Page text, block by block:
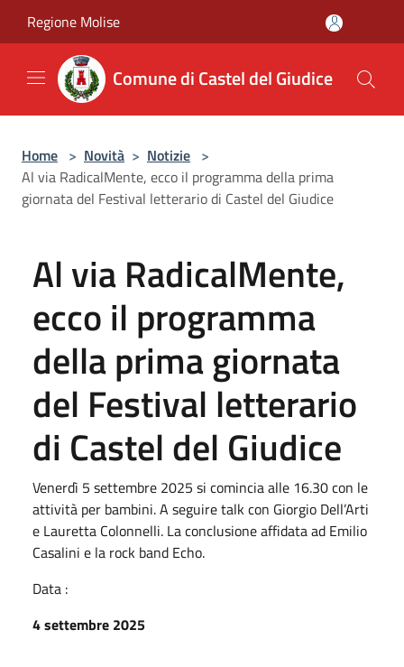
Regione Molise
Comune di Castel del Giudice
Home > Novità > Notizie >
Al via RadicalMente, ecco il programma della prima
giornata del Festival letterario di Castel del Giudice
Al via RadicalMente,
ecco il programma
della prima giornata
del Festival letterario
di Castel del Giudice
Venerdì 5 settembre 2025 si comincia alle 16.30 con le
attività per bambini. A seguire talk con Giorgio Dell’Arti
e Lauretta Colonnelli. La conclusione affidata ad Emilio
Casalini e la rock band Echo.
Data :
4 settembre 2025